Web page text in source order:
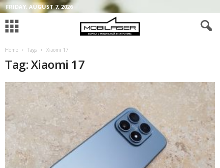
FRIDAY, AUGUST 7, 2026
Home Tags Xiaomi 17
Tag: Xiaomi 17